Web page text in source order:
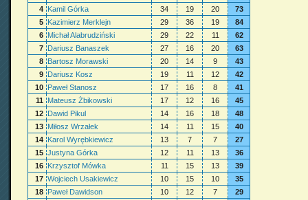
4 Kamil Górka 34 19 20
73
5 Kazimierz Merklejn 29 36 19
84
6 Michał Alabrudziński 29 22 11
62
7 Dariusz Banaszek 27 16 20
63
8 Bartosz Morawski 20 14 9
43
9 Dariusz Kosz 19 11 12
42
10 Paweł Stanosz 17 16 8
41
11
Mateusz Żbikowski 17 12 16
45
12 Dawid Pikul 14 16 18
48
13 Miłosz Wrzałek 14 11 15
40
14 Karol Wyrębkiewicz 13 7 7
27
15 Justyna Górka 12 11 13
36
16 Krzysztof Mówka 11 15 13
39
17 Wojciech Usakiewicz 10 15 10
35
18 Paweł Dawidson 10 12 7
29